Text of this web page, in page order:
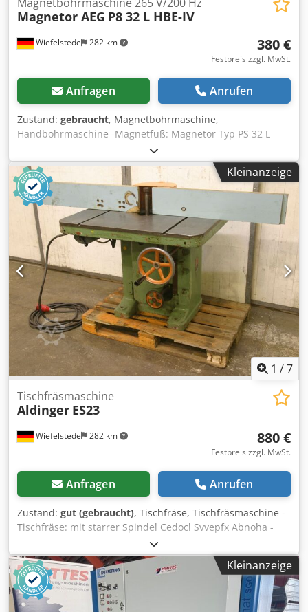
Wiefelstede 282 km
Magnetor AEG P8 32 L HBE-IV
380 €
Festpreis zzgl. MwSt.
Anfragen Anrufen
Zustand: gebraucht, Magnetbohrmaschine,
Handbohrmaschine -Magnetfuß: Magnetor Typ PS 32 L
Chsdpfofc R D Aex Abnja -Bohrmaschine: AEG Typ HBE-IV -
Aufnahme: MK2 -max. Bohrer: Ø 23 mm -Anschluss: 265
V/200 Hz -Abmessungen: 700/300/H670 mm -Gewicht: 49
kg
Kleinanzeige
1 /7
Wiefelstede 282 km
Tischfräsmaschine
Aldinger ES23
880 €
Festpreis zzgl. MwSt.
Anfragen Anrufen
Zustand: gut (gebraucht), Tischfräse, Tischfräsmaschine -
Tischfräse: mit starrer Spindel Cedocl Svvepfx Abnoha -
Drehzahlen: U/min -Motorleistung: kW -Abmessungen:
1000/1870/H1040 mm -Gewicht: 560 kg
Kleinanzeige